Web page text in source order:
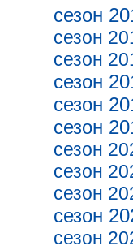
сезон
сезон
сезон
сезон
сезон
сезон
сезон
сезон
сезон
сезон
сезон